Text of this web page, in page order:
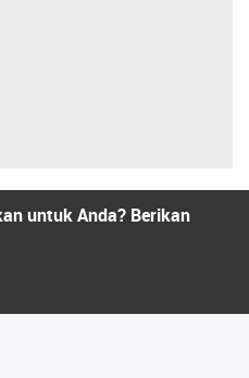
untuk Anda? Berikan